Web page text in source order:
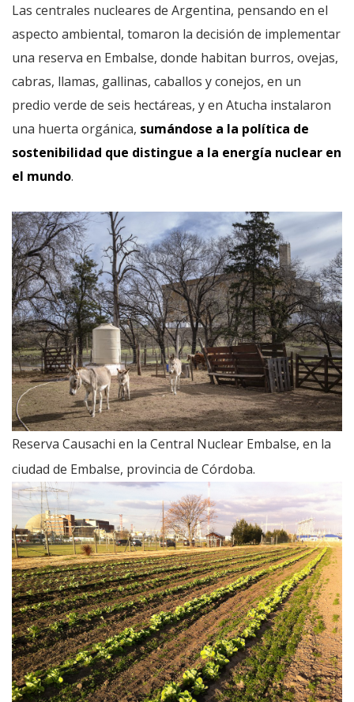
Las centrales nucleares de Argentina, pensando en el
aspecto ambiental, tomaron la decisión de implementar
una reserva en Embalse, donde habitan burros, ovejas,
cabras, llamas, gallinas, caballos y conejos, en un
predio verde de seis hectáreas, y en Atucha instalaron
una huerta orgánica, sumándose a la política de
sostenibilidad que distingue a la energía nuclear en
el mundo.
Reserva Causachi en la Central Nuclear Embalse, en la
ciudad de Embalse, provincia de Córdoba.